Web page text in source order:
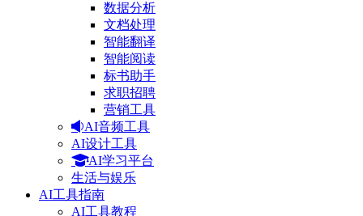
数据分析
文档处理
智能翻译
智能阅读
标书助手
求职招聘
营销工具
AI音频工具
AI设计工具
AI学习平台
生活与娱乐
AI工具指南
AI工具教程